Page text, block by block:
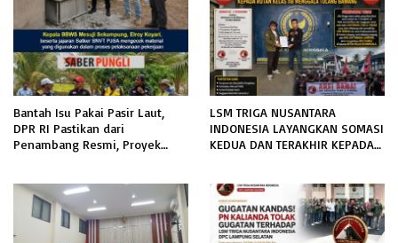
Bantah Isu Pakai Pasir Laut,
DPR RI Pastikan dari
Penambang Resmi, Proyek
LSM TRIGA NUSANTARA
INDONESIA LAYANGKAN SOMASI
KEDUA DAN TERAKHIR KEPADA
INFORMASI PUBLIK